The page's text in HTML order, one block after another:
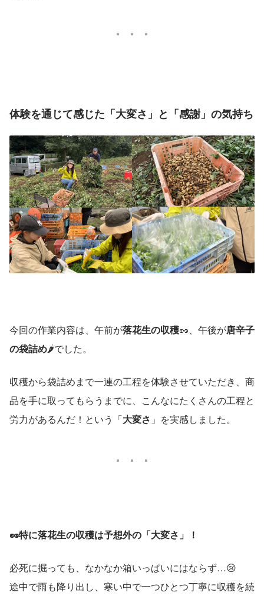
体験を通じて感じた「大変さ」と「感謝」の気持ち
今回の作業内容は、午前が落花生の収穫🥜、午後が唐辛子
の袋詰め🌶️でした。
収穫から袋詰めまで一連の工程を体験させていただき、商
品を手に取ってもらうまでに、こんなにたくさんの工程と
労力があるんだ！という「大変さ 」を実感しました。
🥜特に落花生の収穫は予想外の「大変さ」！
必死に掘っても、なかなか箱いっぱいにはならず…😢
途中で雨も降り出し、寒い中で一つひとつ丁寧に収穫を続